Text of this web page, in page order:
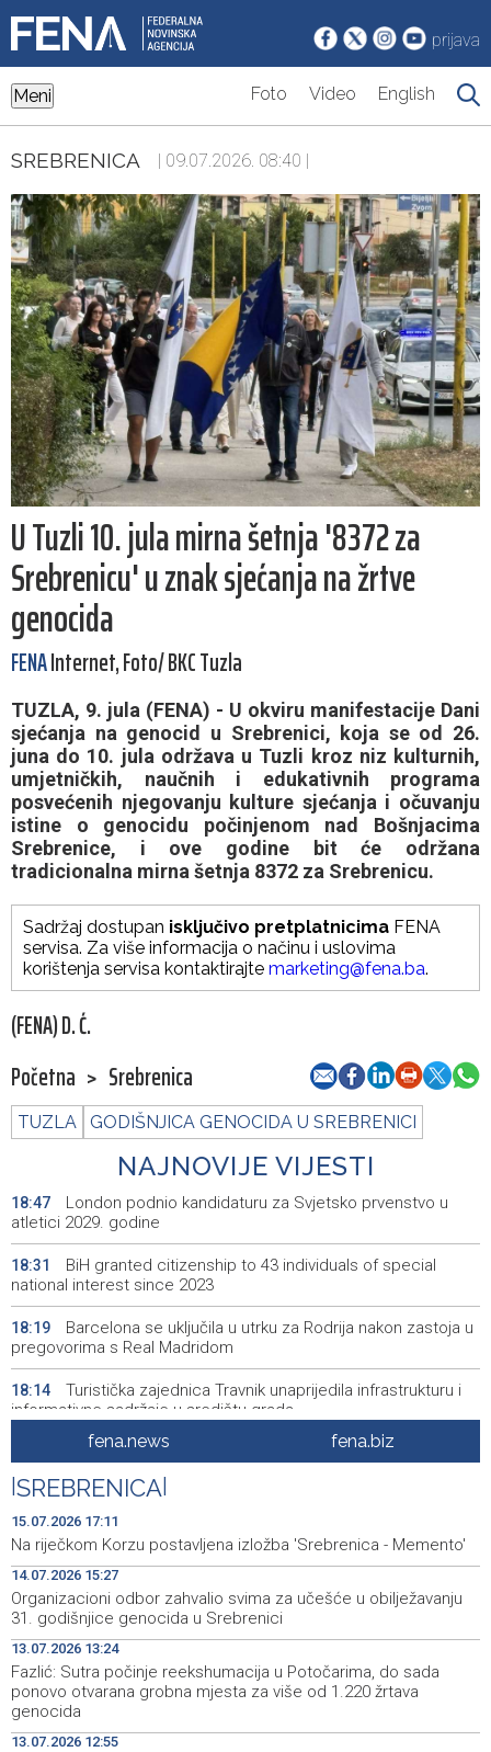
prijava
Meni Foto Video English
SREBRENICA | 09.07.2026. 08:40 |
U Tuzli 10. jula mirna šetnja '8372 za
Srebrenicu' u znak sjećanja na žrtve
genocida
FENAInternet, Foto/ BKC Tuzla
TUZLA, 9. jula (FENA) - U okviru manifestacije Dani
sjećanja na genocid u Srebrenici, koja se od 26.
juna do 10. jula održava u Tuzli kroz niz kulturnih,
umjetničkih, naučnih i edukativnih programa
posvećenih njegovanju kulture sjećanja i očuvanju
istine o genocidu počinjenom nad Bošnjacima
Srebrenice, i ove godine bit će održana
tradicionalna mirna šetnja 8372 za Srebrenicu.
Sadržaj dostupan isključivo pretplatnicima FENA
servisa. Za više informacija o načinu i uslovima
korištenja servisa kontaktirajte marketing@fena.ba.
(FENA) D. Ć.
Početna > Srebrenica
TUZLA GODIŠNJICA GENOCIDA U SREBRENICI
NAJNOVIJE VIJESTI
18:47
London podnio kandidaturu za Svjetsko prvenstvo u
atletici 2029. godine
18:31
BiH granted citizenship to 43 individuals of special
national interest since 2023
18:19
Barcelona se uključila u utrku za Rodrija nakon zastoja u
pregovorima s Real Madridom
18:14
Turistička zajednica Travnik unaprijedila infrastrukturu i
informativne sadržaje u središtu grada
Crishock: OHR spreman na dijalog sa svim političkim
akterima u BiH
18:01
Soreca: Zahtjev za pristupanje SEPA-i važan korak BiH
na putu ka EU
17:56
Helez i komandant NATO štaba Sarajevo posjetili
kompanije namjenske industrije u BiH
17:52
Britanija odobrila Paramountovo preuzimanje Warner
Brosa vrijedno 110 milijardi dolara
17:50
MUP ZDK uskoro bi mogao dobiti elektronski pristup e-
Gruntu
fena.news fena.biz
SREBRENICA
15.07.2026 17:11
Na riječkom Korzu postavljena izložba 'Srebrenica - Memento'
14.07.2026 15:27
Organizacioni odbor zahvalio svima za učešće u obilježavanju
31. godišnjice genocida u Srebrenici
13.07.2026 13:24
Fazlić: Sutra počinje reekshumacija u Potočarima, do sada
ponovo otvarana grobna mjesta za više od 1.220 žrtava
genocida
13.07.2026 12:55